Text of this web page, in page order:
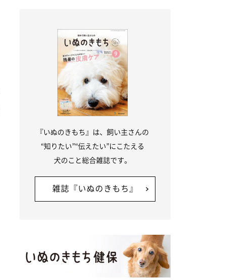
『いぬのきもち』は、飼い主さんの
“知りたい”“伝えたい”にこたえる
犬のこと総合雑誌です。
雑誌『いぬのきもち』